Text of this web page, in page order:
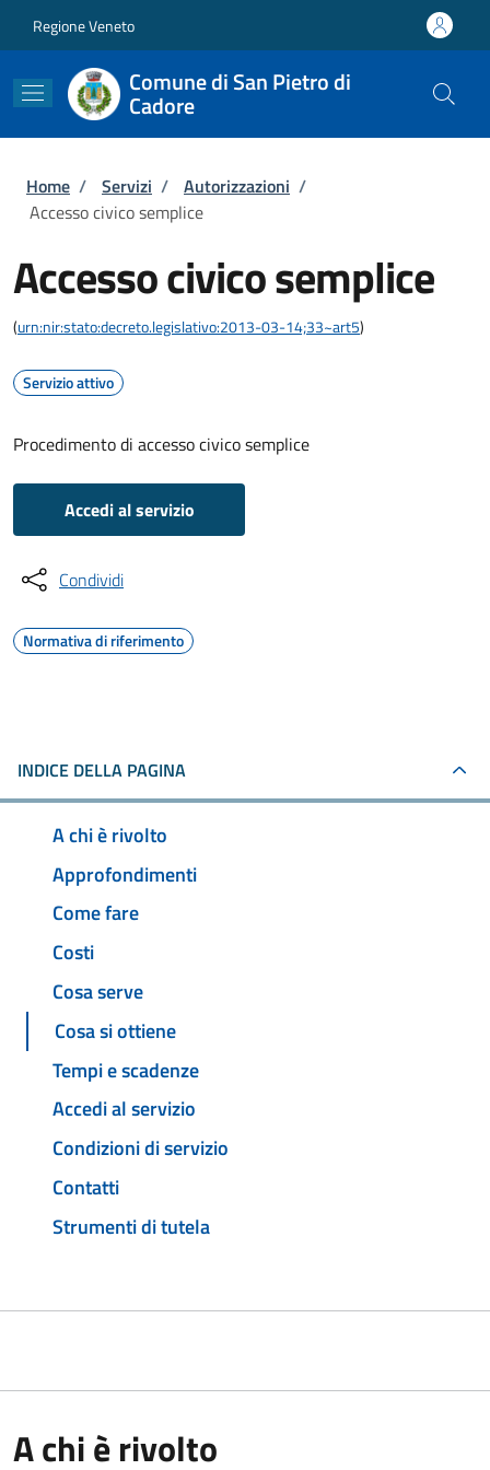
Regione Veneto
Comune di San Pietro di
Cadore
Briciole di pane
Home / Servizi / Autorizzazioni /
Accesso civico semplice
Accesso civico semplice
(urn:nir:stato:decreto.legislativo:2013-03-14;33~art5)
Servizio attivo
Procedimento di accesso civico semplice
Accedi al servizio
Condividi
Normativa di riferimento
INDICE DELLA PAGINA
A chi è rivolto
Approfondimenti
Come fare
Costi
Cosa serve
Cosa si ottiene
Tempi e scadenze
Accedi al servizio
Condizioni di servizio
Contatti
Strumenti di tutela
A chi è rivolto